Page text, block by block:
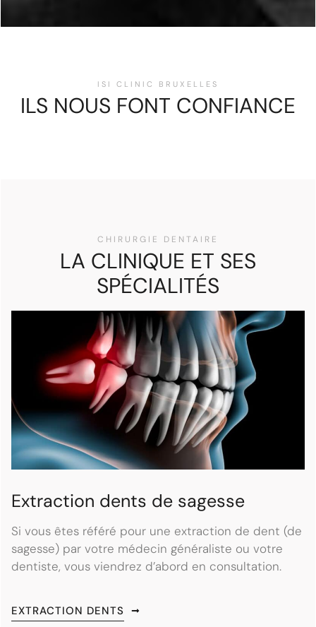
ISI CLINIC BRUXELLES
ILS NOUS FONT CONFIANCE
CHIRURGIE DENTAIRE
LA CLINIQUE ET SES
SPÉCIALITÉS
Extraction dents de sagesse
Si vous êtes référé pour une extraction de dent (de
sagesse) par votre médecin généraliste ou votre
dentiste, vous viendrez d’abord en consultation.
EXTRACTION DENTS